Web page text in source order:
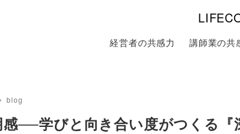
経営者の共感力 講師業の共
blog
──学びと向き合い度がつくる『